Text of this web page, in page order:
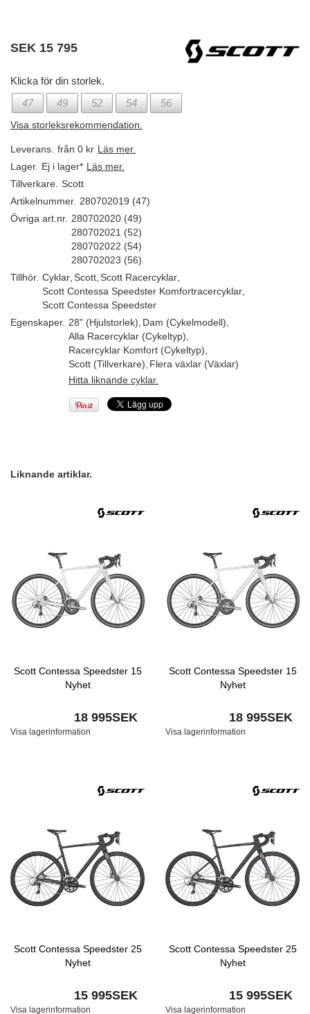
SEK 15 795
Klicka för din storlek.
47
49 52 54 56
Visa storleksrekommendation.
Leverans. från 0 kr Läs mer.
Lager. Ej i lager* Läs mer.
Tillverkare. Scott
Artikelnummer. 280702019 (47)
Övriga art.nr. 280702020 (49)
280702021 (52)
280702022 (54)
280702023 (56)
Tillhör. Cyklar Scott Scott Racercyklar
Scott Contessa Speedster Komfortracercyklar
Scott Contessa Speedster
Egenskaper. 28" (Hjulstorlek) Dam (Cykelmodell)
Alla Racercyklar (Cykeltyp)
Racercyklar Komfort (Cykeltyp)
Scott (Tillverkare) Flera växlar (Växlar)
Hitta liknande cyklar.
Liknande artiklar.
Scott Contessa Speedster 15
Nyhet
18 995SEK
Visa lagerinformation
Scott Contessa Speedster 15
Nyhet
18 995SEK
Visa lagerinformation
Scott Contessa Speedster 25
Nyhet
15 995SEK
Visa lagerinformation
Scott Contessa Speedster 25
Nyhet
15 995SEK
Visa lagerinformation